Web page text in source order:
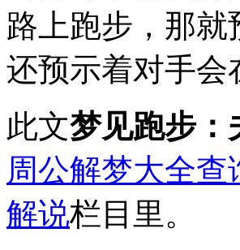
路上跑步，那
还预示着对手会
此文梦见跑步：
周公解梦大全查
解说栏目里。